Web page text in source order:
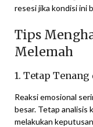
resesi jika kondisi ini
Tips
Melemah
1. Tetap
Reaksi emosional
besar. Tetap analisis
melakukan